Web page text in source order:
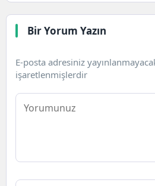
Bir Yorum Yazın
E-posta adresiniz
işaretlenmişlerdir